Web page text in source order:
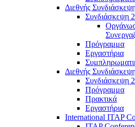
Διεθνής
Συνδιάσκεψη
Πρόγραμμα
Εργαστήρια
Διεθνής
Συνδιάσκεψη
Πρόγραμμα
Πρακτικά
Εργαστήρια
International ITAP